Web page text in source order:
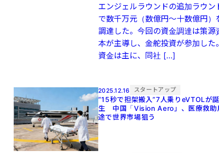
エンジェルラウンドの追加ラウン
で数千万元（数億円～十数億円）
調達した。今回の資金調達は策源
本が主導し、金舵投資が参加した
資金は主に、同社 […]
2025.12.16 スタートアップ
“15秒で担架搬入”7人乗りeVTOLが
生 中国「Vision Aero」、医療救助
途で世界市場狙う